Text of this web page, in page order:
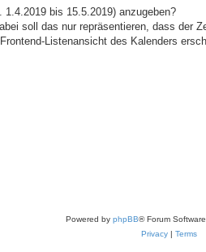
bis 15.5.2019) anzugeben?
soll das nur repräsentieren, dass der
Listenansicht des Kalenders
Powered by phpBB® Forum
Privacy| Terms